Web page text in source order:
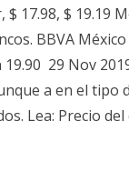
17.98, $ 19.19
BBVA
29 Nov
a en el tipo
Lea: Precio